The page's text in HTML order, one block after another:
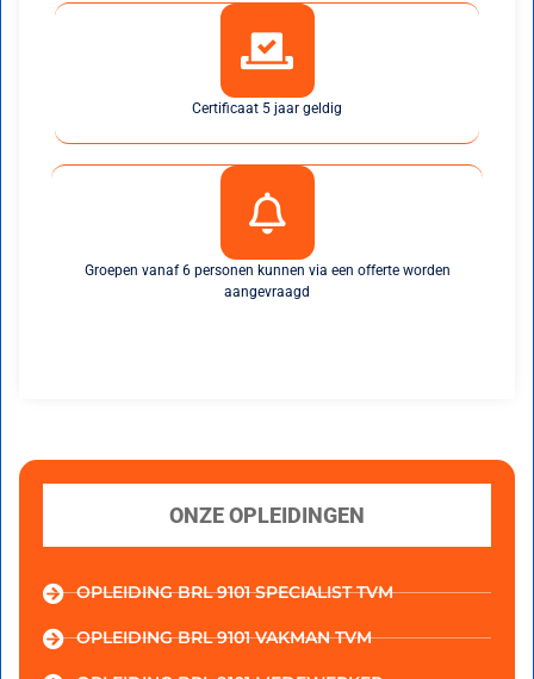
Certificaat 5 jaar geldig
Groepen vanaf 6 personen kunnen via een offerte worden
aangevraagd
ONZE OPLEIDINGEN
OPLEIDING BRL 9101 SPECIALIST TVM
OPLEIDING BRL 9101 VAKMAN TVM